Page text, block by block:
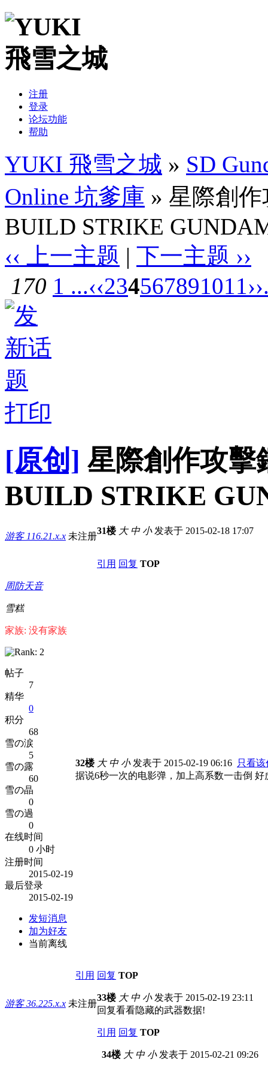
注册
登录
论坛功能
帮助
YUKI 飛雪之城 » SD
Online 坑爹庫 » 星際創
BUILD STRIKE
‹‹ 上一主题 | 下一主题 ››
170 1 ...‹‹234567891011››
打印
[原创] 星際創作攻擊
BUILD STRIKE
游客 116.21.x.x 未注册
31楼 大 中 小发表于 2015-02-18 17:07
引用 回复 TOP
周防天音
雪糕
家族: 没有家族
帖子
7
精华
0
积分
68
雪の涙
5
雪の露
60
雪の晶
0
雪の過
0
在线时间
0 小时
注册时间
2015-02-19
最后登录
2015-02-19
发短消息
加为好友
当前离线
32楼 大 中 小发表于 2015-02-19 06:16 只看该
据说6秒一次的电影弹，加上高系数一击倒
引用 回复 TOP
游客36.225.x.x 未注册
33楼 大 中 小发表于 2015-02-19 23:11
回复看看隐藏的武器数据!
引用 回复 TOP
34楼 大 中 小发表于 2015-02-21 09:26